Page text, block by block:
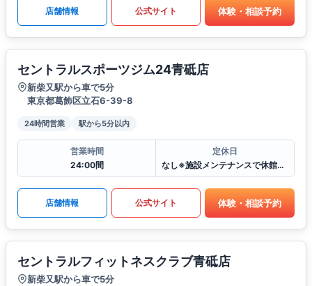
店舗情報 公式サイト 体験・相談予約
セントラルスポーツジム24青砥店
新柴又駅から車で5分
東京都葛飾区立石6-39-8
24時間営業 駅から5分以内
営業時間
24:00間
定休日
なし※施設メンテナンスで休館となる場合がございます
店舗情報 公式サイト 体験・相談予約
セントラルフィットネスクラブ青砥店
新柴又駅から車で5分